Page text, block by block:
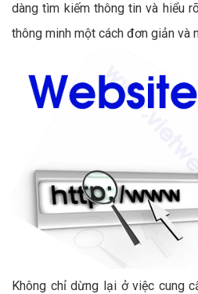
dàng tìm kiếm thông tin và hiểu
thông minh một cách đơn giản và
Không chỉ dừng lại ở việc cung